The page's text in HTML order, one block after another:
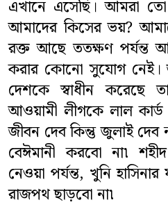
এখানে এসেছি। আমরা
আমাদের কিসের ভয়?
রক্ত আছে ততক্ষণ পর্যন্ত
করার কোনো সুযোগ নেই।
দেশকে স্বাধীন করেছে
আওয়ামী লীগকে লাল
জীবন দেব কিন্তু জুলাই দেব
বেঈমানী করবো না৷
নেওয়া পর্যন্ত, খুনি
রাজপথ ছাড়বো না৷